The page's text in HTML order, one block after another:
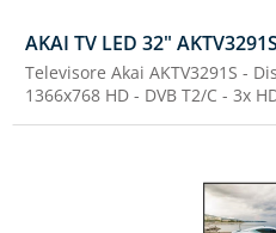
AKAI TV LED 32"
Televisore Akai AKTV3291S -
1366x768 HD - DVB T2/C - 3x